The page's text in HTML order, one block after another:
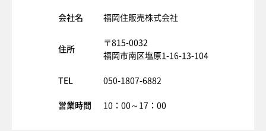
会社名 福岡住販売株式会社
住所
〒815-0032
福岡市南区塩原1-16-13-104
TEL
050-1807-6882
営業時間
10：00～17：00